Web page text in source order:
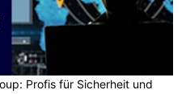
Profis für Sicherheit und